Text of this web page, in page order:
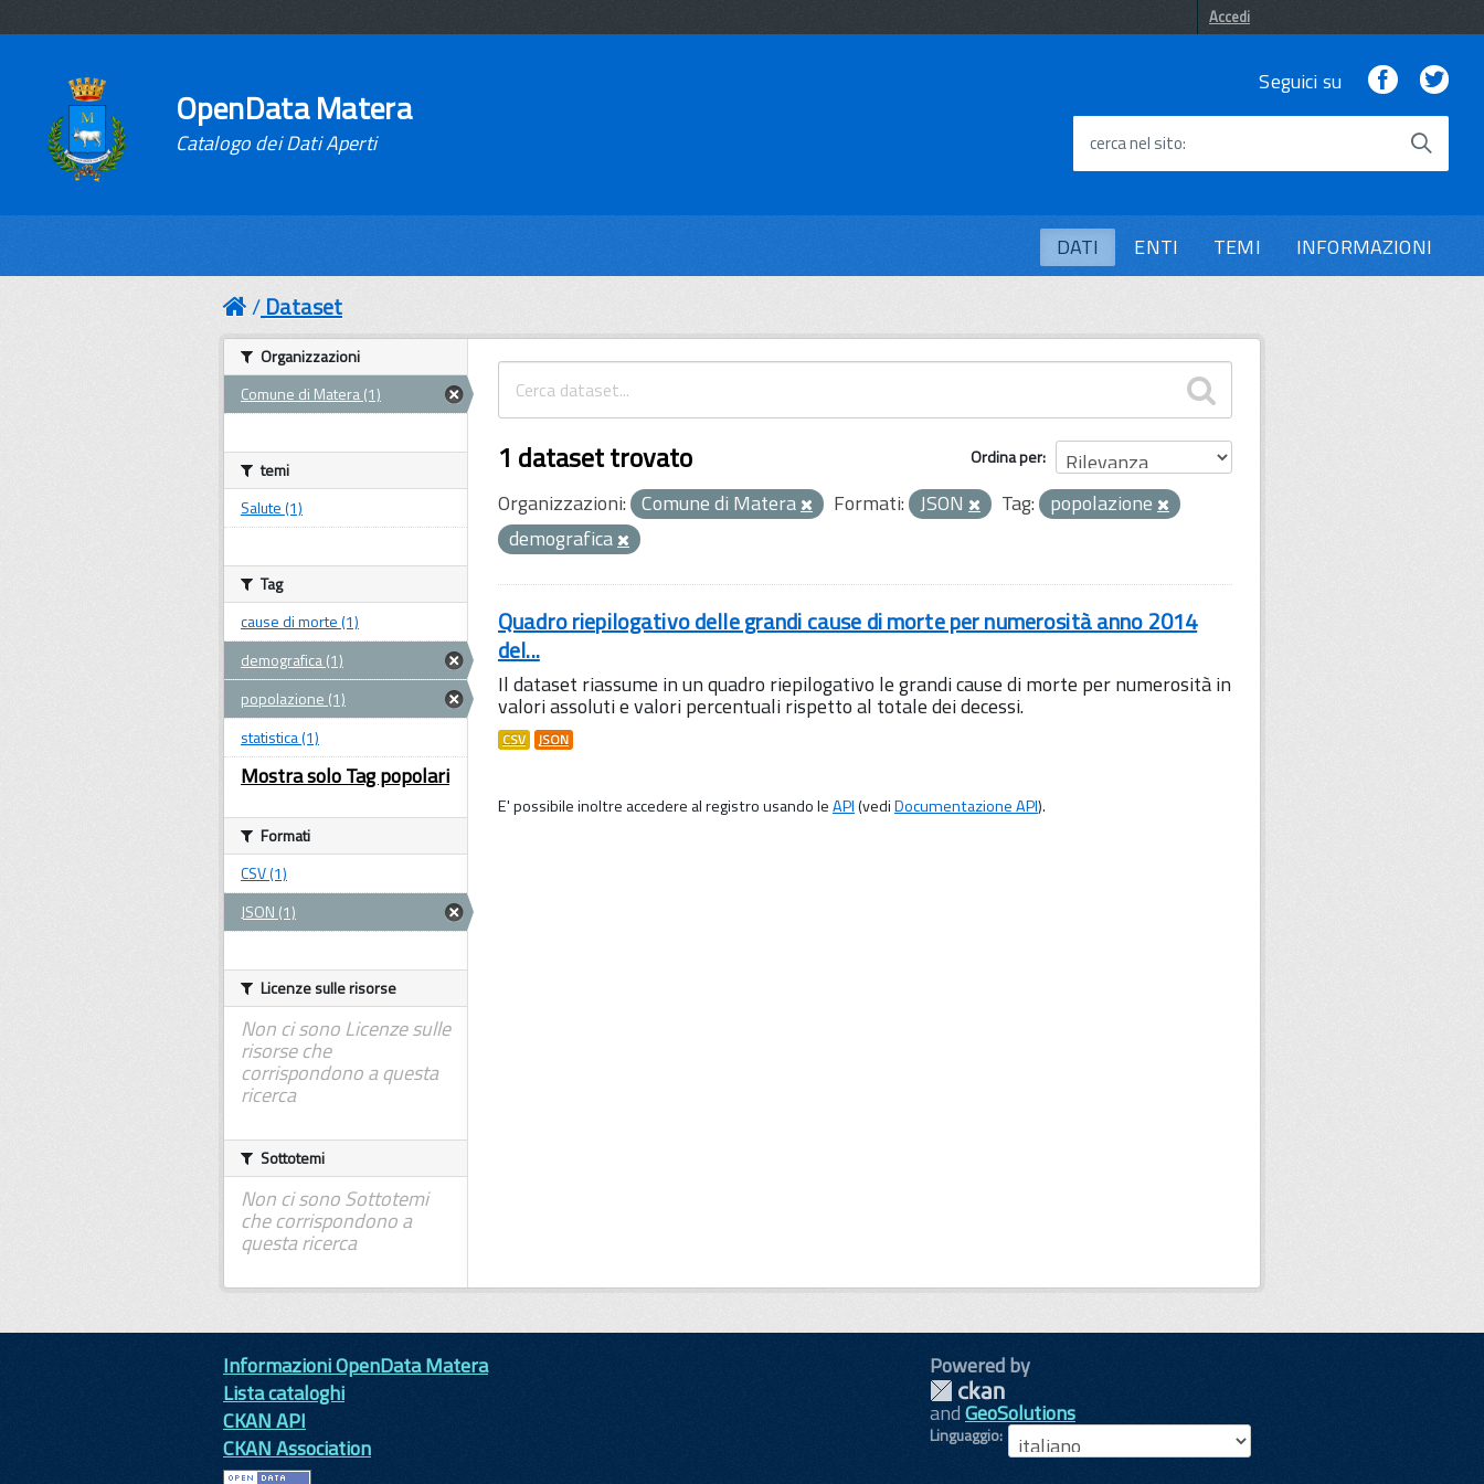
Accedi
OpenData Matera
Catalogo dei Dati Aperti
Seguici su Facebook
cerca nel sito
DATI ENTI TEMI INFORMAZIONI
Dataset
Ordina per
1 dataset trovato
Organizzazioni: Comune di Matera Formati: JSON Tag: popolazione
demografica
Quadro riepilogativo delle grandi cause di morte per numerosità anno 2014
del...
Il dataset riassume in un quadro riepilogativo le grandi cause di morte per numerosità in
valori assoluti e valori percentuali rispetto al totale dei decessi.
CSV JSON
E' possibile inoltre accedere al registro usando leAPI(vediDocumentazione API).
Organizzazioni
Comune di Matera (1)
temi
Salute (1)
Tag
cause di morte (1)
demografica (1)
popolazione (1)
statistica (1)
Mostra solo Tag popolari
Formati
CSV (1)
JSON (1)
Licenze sulle risorse
Non ci sono Licenze sulle
risorse che
corrispondono a questa
ricerca
Sottotemi
Non ci sono Sottotemi
che corrispondono a
questa ricerca
Informazioni OpenData Matera
Lista cataloghi
CKAN API
CKAN Association
Powered by
andGeoSolutions
Linguaggio